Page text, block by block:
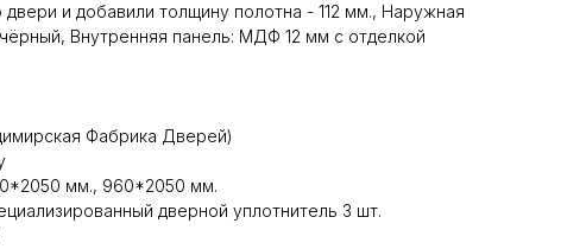
и добавили толщину полотна - 112 мм., Наружная
Внутренняя панель: МДФ 12 мм с отделкой
Фабрика Дверей)
мм., 960*2050 мм.
дверной уплотнитель 3 шт.